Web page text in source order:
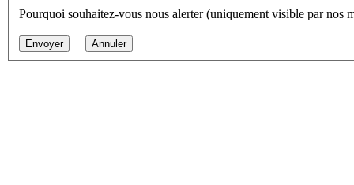
Pourquoi souhaitez-vous nous alerter (uniquement visible par nos